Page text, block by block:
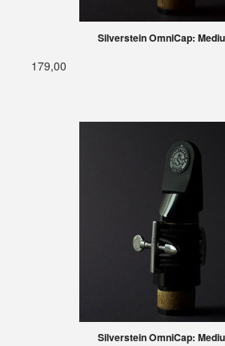
Silverstein OmniCap:
179,00
Silverstein OmniCap: